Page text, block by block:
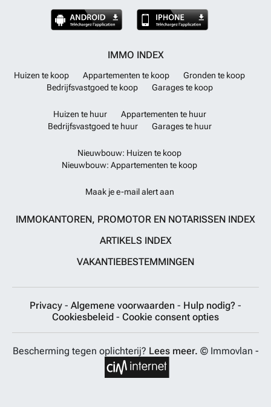
IMMO INDEX
Huizen te koop Appartementen te koop
Gronden te koop
Bedrijfsvastgoed te koop
Garages te koop
Huizen te huur
Appartementen te huur
Bedrijfsvastgoed te huur
Garages te huur
Nieuwbouw: Huizen te koop
Nieuwbouw: Appartementen te koop
Maak je e-mail alert aan
IMMOKANTOREN, PROMOTOR EN NOTARISSEN INDEX
ARTIKELS INDEX
VAKANTIEBESTEMMINGEN
Privacy - Algemene voorwaarden - Hulp nodig? -
Cookiesbeleid - Cookie consent opties
Bescherming tegen oplichterij? Lees meer. © Immovlan -